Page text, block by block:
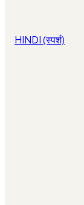
HINDI (स्पर्श)